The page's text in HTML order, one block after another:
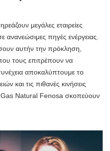
μεγάλες εταιρείες
ανανεώσιμες πηγές ενέργειας.
αυτήν την πρόκληση,
τους επιτρέπουν να
αποκαλύπτουμε το
και τις πιθανές κινήσεις
Natural Fenosa σκοπεύουν